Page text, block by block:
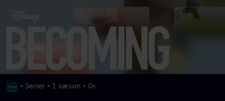
• Serier • 1 sæson • 0+